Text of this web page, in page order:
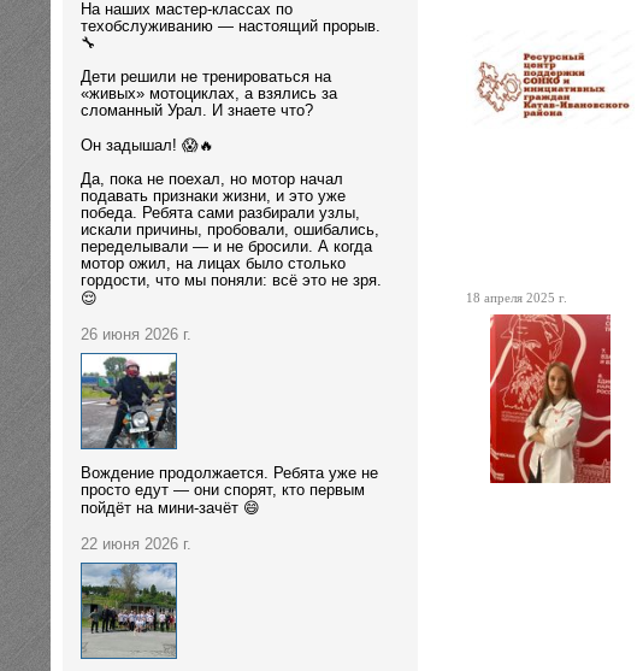
На наших мастер-классах по
техобслуживанию — настоящий прорыв.
🔧
Дети решили не тренироваться на
«живых» мотоциклах, а взялись за
сломанный Урал. И знаете что?
Он задышал! 😱🔥
Да, пока не поехал, но мотор начал
подавать признаки жизни, и это уже
победа. Ребята сами разбирали узлы,
искали причины, пробовали, ошибались,
переделывали — и не бросили. А когда
мотор ожил, на лицах было столько
гордости, что мы поняли: всё это не зря.
😌
26 июня 2026 г.
Вождение продолжается. Ребята уже не
просто едут — они спорят, кто первым
пойдёт на мини-зачёт 😄
22 июня 2026 г.
18 апреля 2025 г.